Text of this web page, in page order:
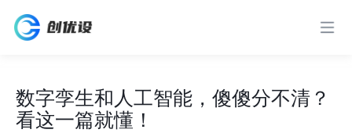
数字孪生和人工智能，傻傻分不清？
看这一篇就懂！